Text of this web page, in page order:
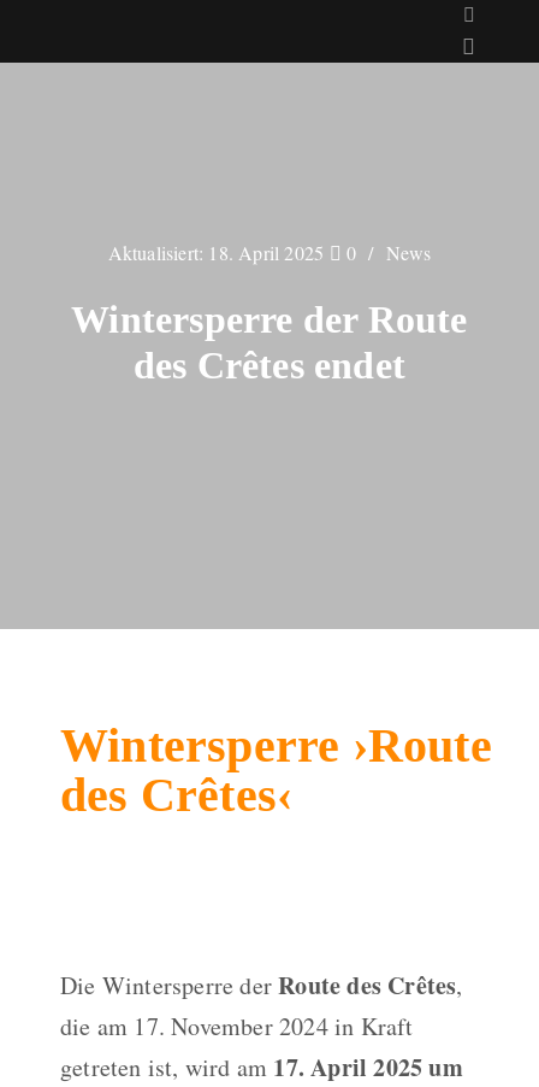
Aktualisiert: 18. April 2025 0 News
Wintersperre der Route
des Crêtes endet
Wintersperre ›Route
des Crêtes‹
Die Wintersperre derRoute des Crêtes,
die am 17. November 2024 in Kraft
getreten ist, wird am 17. April 2025 um